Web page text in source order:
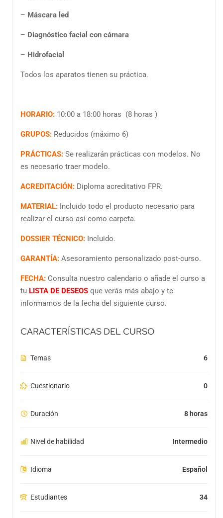
– Máscara led
– Diagnóstico facial con cámara
– Hidrofacial
Todos los aparatos tienen su práctica.
HORARIO: 10:00 a 18:00 horas (8 horas )
GRUPOS: Reducidos (máximo 6)
PRÁCTICAS: Se realizarán prácticas con modelos. No
es necesario traer modelo.
ACREDITACIÓN: Diploma acreditativo FPR.
MATERIAL: Incluido todo el producto necesario para
realizar el curso así como carpeta.
DOSSIER TÉCNICO: Incluido.
GARANTÍA: Asesoramiento personalizado post-curso.
FECHA: Consulta nuestro calendario o añade el curso a
tu LISTA DE DESEOS que verás más abajo y te
informamos de la fecha del siguiente curso.
CARACTERÍSTICAS DEL CURSO
Temas 6
Cuestionario 0
Duración 8 horas
Nivel de habilidad Intermedio
Idioma Español
Estudiantes 34